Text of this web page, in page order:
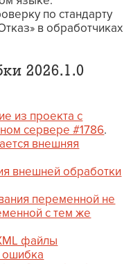
по стандарту
в обработчиках
2026.1.0
из проекта с
сервере #1786.
внешняя
внешней обработки
переменной не
с тем же
файлы
ошибка